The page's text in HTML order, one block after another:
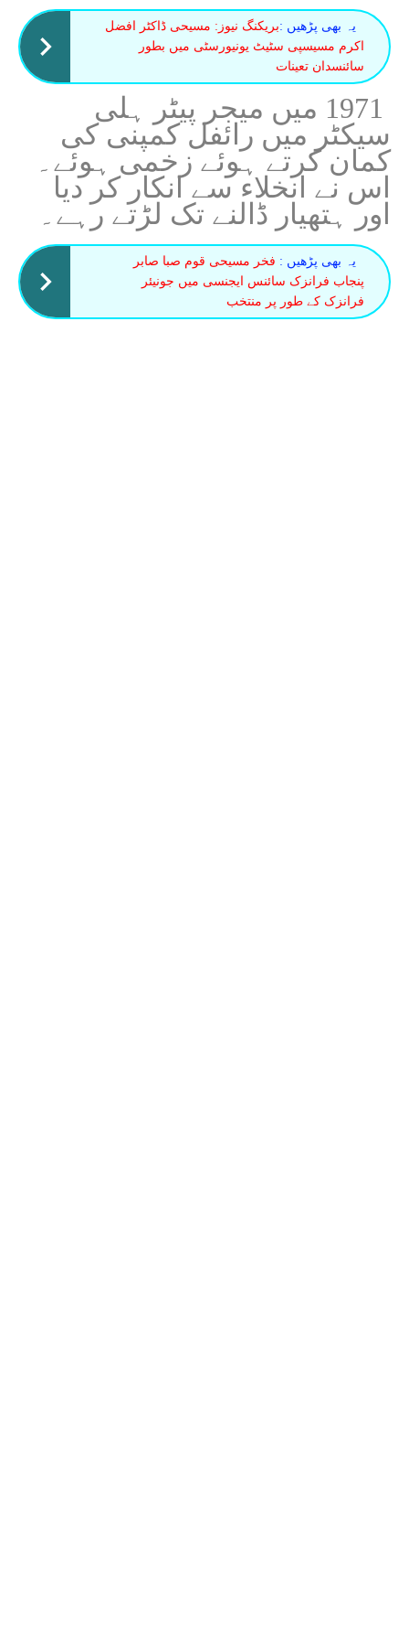
یہ بھی پڑھیں :بریکنگ نیوز: مسیحی ڈاکٹر افضل
اکرم مسیسپی سٹیٹ یونیورسٹی میں بطور
سائنسدان تعینات
1971 میں میجر پیٹر ہلی
سیکٹر میں رائفل کمپنی کی
کمان کرتے ہوئے زخمی ہوئے۔
اس نے انخلاء سے انکار کر دیا
اور ہتھیار ڈالنے تک لڑتے رہے۔
یہ بھی پڑھیں : فخر مسیحی قوم صبا صابر
پنجاب فرانزک سائنس ایجنسی میں جونیئر
فرانزک کے طور پر منتخب